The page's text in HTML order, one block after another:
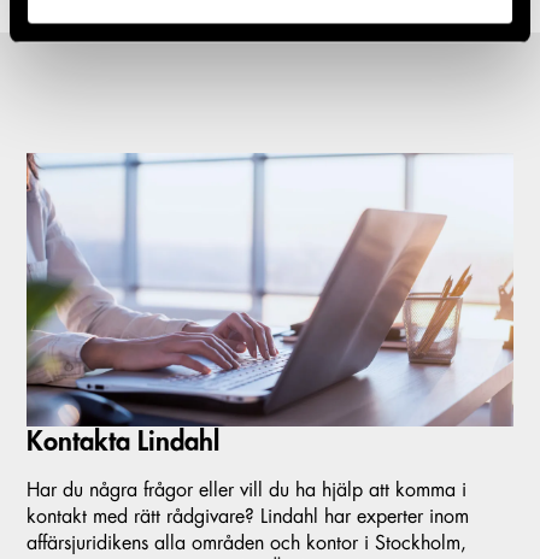
Kontakta Lindahl
Har du några frågor eller vill du ha hjälp att komma i
kontakt med rätt rådgivare? Lindahl har experter inom
affärsjuridikens alla områden och kontor i Stockholm,